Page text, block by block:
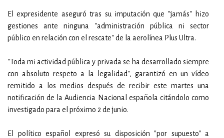
El expresidente aseguró tras su imputación que "jamás" hizo
gestiones ante ninguna "administración pública ni sector
público en relación con el rescate" de la aerolínea Plus Ultra.
"Toda mi actividad pública y privada se ha desarrollado siempre
con absoluto respeto a la legalidad", garantizó en un vídeo
remitido a los medios después de recibir este martes una
notificación de la Audiencia Nacional española citándolo como
investigado para el próximo 2 de junio.
El político español expresó su disposición "por supuesto" a